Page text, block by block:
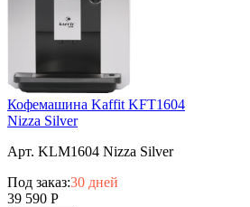
Кофемашина Kaffit KFT1604
Nizza Silver
Арт. KLM1604 Nizza Silver
Под заказ:30 дней
39 590 Р